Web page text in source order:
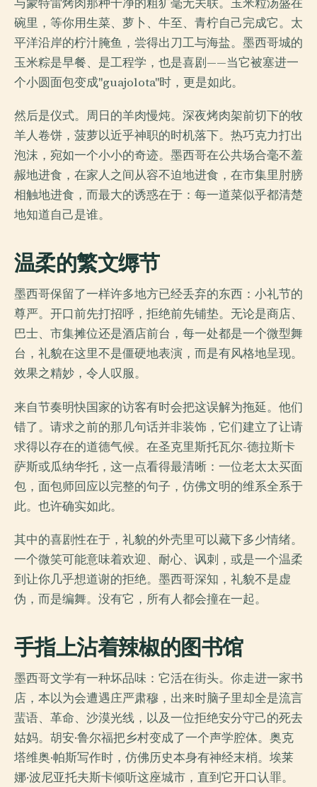
碗里，等你用生菜、萝卜、牛至、青柠自己完成它。太
平洋沿岸的柠汁腌鱼，尝得出刀工与海盐。墨西哥城的
玉米粽是早餐、是工程学，也是喜剧——当它被塞进一
个小圆面包变成"guajolota"时，更是如此。
然后是仪式。周日的羊肉慢炖。深夜烤肉架前切下的牧
羊人卷饼，菠萝以近乎神职的时机落下。热巧克力打出
泡沫，宛如一个小小的奇迹。墨西哥在公共场合毫不羞
赧地进食，在家人之间从容不迫地进食，在市集里肘膀
相触地进食，而最大的诱惑在于：每一道菜似乎都清楚
地知道自己是谁。
温柔的繁文缛节
墨西哥保留了一样许多地方已经丢弃的东西：小礼节的
尊严。开口前先打招呼，拒绝前先铺垫。无论是商店、
巴士、市集摊位还是酒店前台，每一处都是一个微型舞
台，礼貌在这里不是僵硬地表演，而是有风格地呈现。
效果之精妙，令人叹服。
来自节奏明快国家的访客有时会把这误解为拖延。他们
错了。请求之前的那几句话并非装饰，它们建立了让请
求得以存在的道德气候。在圣克里斯托瓦尔-德拉斯卡
萨斯或瓜纳华托，这一点看得最清晰：一位老太太买面
包，面包师回应以完整的句子，仿佛文明的维系全系于
此。也许确实如此。
其中的喜剧性在于，礼貌的外壳里可以藏下多少情绪。
一个微笑可能意味着欢迎、耐心、讽刺，或是一个温柔
到让你几乎想道谢的拒绝。墨西哥深知，礼貌不是虚
伪，而是编舞。没有它，所有人都会撞在一起。
手指上沾着辣椒的图书馆
墨西哥文学有一种坏品味：它活在街头。你走进一家书
店，本以为会遭遇庄严肃穆，出来时脑子里却全是流言
蜚语、革命、沙漠光线，以及一位拒绝安分守己的死去
姑妈。胡安·鲁尔福把乡村变成了一个声学腔体。奥克
塔维奥·帕斯写作时，仿佛历史本身有神经末梢。埃莱
娜·波尼亚托夫斯卡倾听这座城市，直到它开口认罪。